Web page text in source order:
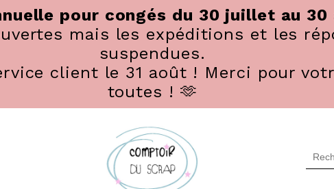
pour congés du 30 juillet au
mais les expéditions et les
suspendues.
client le 31 août ! Merci pour
toutes ! 🫶